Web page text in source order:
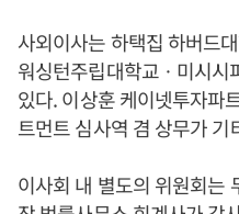
사외이사는 하택집 하버드
워싱턴주립대학교ㆍ미시
있다. 이상훈 케이넷투자파
트먼트 심사역 겸 상무가
이사회 내 별도의 위원회는